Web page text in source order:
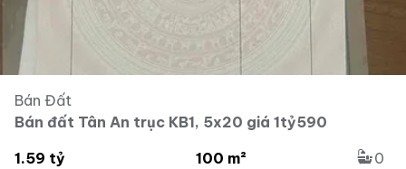
Bán Đất
Bán đất Tân An trục KB1, 5x20 giá 1tỷ590
1.59 tỷ
100 m²
0